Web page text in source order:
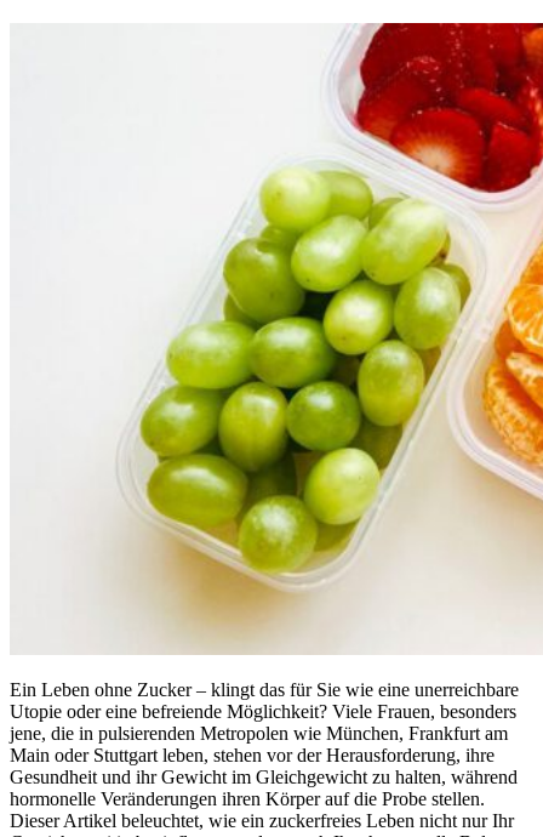
Ein Leben ohne Zucker – klingt das für Sie wie eine unerreichbare
Utopie oder eine befreiende Möglichkeit? Viele Frauen, besonders
jene, die in pulsierenden Metropolen wie München, Frankfurt am
Main oder Stuttgart leben, stehen vor der Herausforderung, ihre
Gesundheit und ihr Gewicht im Gleichgewicht zu halten, während
hormonelle Veränderungen ihren Körper auf die Probe stellen.
Dieser Artikel beleuchtet, wie ein zuckerfreies Leben nicht nur Ihr